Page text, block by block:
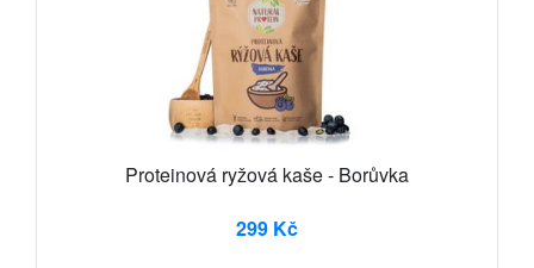
Proteinová ryžová kaše - Borůvka
299 Kč